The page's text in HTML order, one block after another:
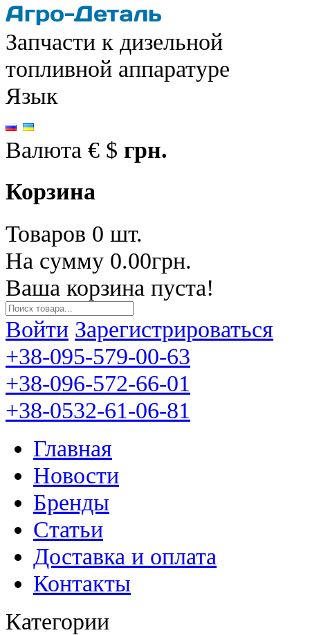
Запчасти к дизельной
топливной аппаратуре
Язык
Валюта € $ грн.
Корзина
Товаров 0 шт.
На сумму 0.00грн.
Ваша корзина пуста!
Войти Зарегистрироваться
+38-095-579-00-63
+38-096-572-66-01
+38-0532-61-06-81
Главная
Новости
Бренды
Статьи
Доставка и оплата
Контакты
Категории